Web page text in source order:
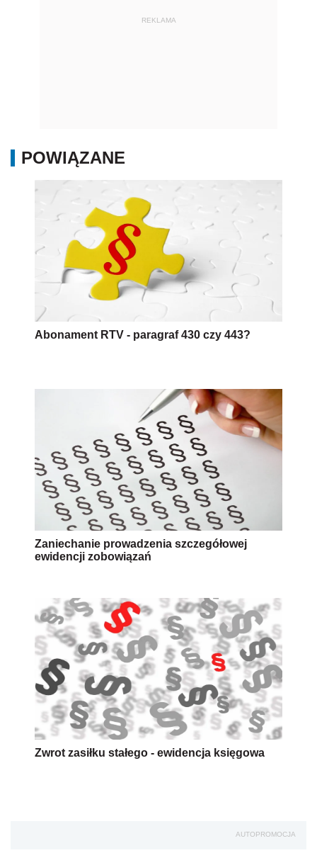
REKLAMA
POWIĄZANE
Abonament RTV - paragraf 430 czy 443?
Zaniechanie prowadzenia szczegółowej
ewidencji zobowiązań
Zwrot zasiłku stałego - ewidencja księgowa
AUTOPROMOCJA